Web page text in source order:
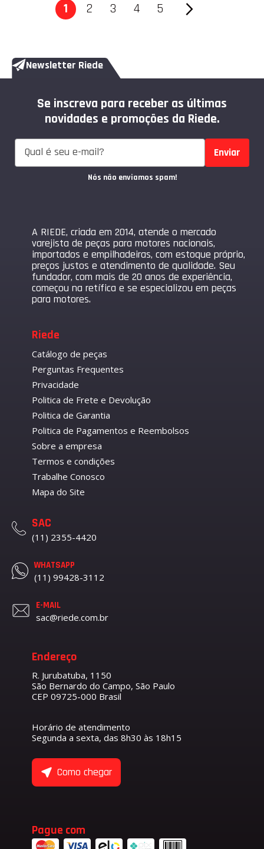
Página
Você está lendo a página
1 Página
2 Página
3 Página
4 Página
5 Página
Próximo
Newsletter Riede
Se inscreva para receber as últimas
novidades e promoções da Riede.
Enviar
Nós não enviamos spam!
A RIEDE, criada em 2014, atende o mercado
varejista de peças para motores nacionais,
importados e empilhadeiras, com estoque próprio,
preços justos e atendimento de qualidade. Seu
fundador, com mais de 20 anos de experiência,
começou na retífica e se especializou em peças
para motores.
Riede
Catálogo de peças
Perguntas Frequentes
Privacidade
Politica de Frete e Devolução
Politica de Garantia
Politica de Pagamentos e Reembolsos
Sobre a empresa
Termos e condições
Trabalhe Conosco
Mapa do Site
SAC
(11) 2355-4420
WHATSAPP
(11) 99428-3112
E-MAIL
sac@riede.com.br
Endereço
R. Jurubatuba, 1150
São Bernardo do Campo, São Paulo
CEP 09725-000 Brasil
Horário de atendimento
Segunda a sexta, das 8h30 às 18h15
Como chegar
Pague com